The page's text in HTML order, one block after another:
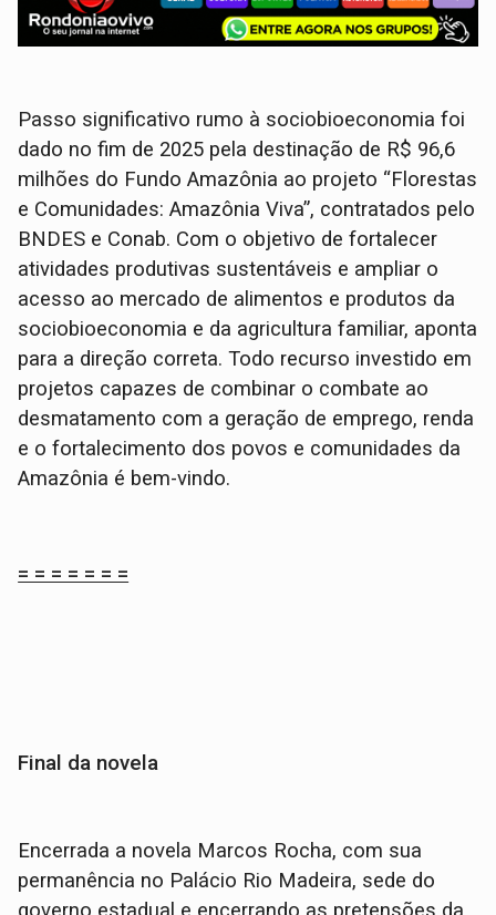
Passo significativo rumo à sociobioeconomia foi
dado no fim de 2025 pela destinação de R$ 96,6
milhões do Fundo Amazônia ao projeto “Florestas
e Comunidades: Amazônia Viva”, contratados pelo
BNDES e Conab. Com o objetivo de fortalecer
atividades produtivas sustentáveis e ampliar o
acesso ao mercado de alimentos e produtos da
sociobioeconomia e da agricultura familiar, aponta
para a direção correta. Todo recurso investido em
projetos capazes de combinar o combate ao
desmatamento com a geração de emprego, renda
e o fortalecimento dos povos e comunidades da
Amazônia é bem-vindo.
= = = = = = =
Final da novela
Encerrada a novela Marcos Rocha, com sua
permanência no Palácio Rio Madeira, sede do